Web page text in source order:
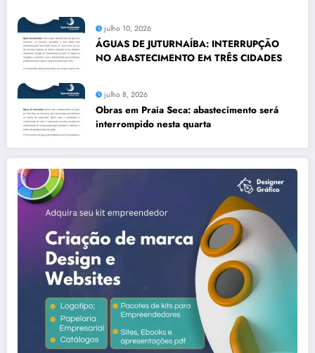
julho 10, 2026
ÁGUAS DE JUTURNAÍBA: INTERRUPÇÃO
NO ABASTECIMENTO EM TRÊS CIDADES
julho 8, 2026
Obras em Praia Seca: abastecimento será
interrompido nesta quarta